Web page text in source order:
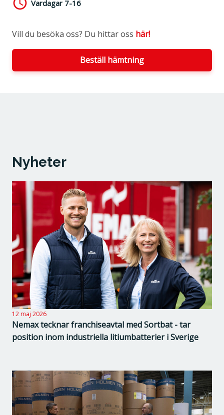
Vardagar 7-16
Vill du besöka oss? Du hittar oss här!
Beställ hämtning
Nyheter
12 maj 2026
Nemax tecknar franchiseavtal med Sortbat - tar
position inom industriella litiumbatterier i Sverige